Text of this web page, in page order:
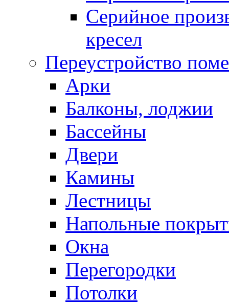
Серийное
кресел
Переустройство
Арки
Балконы, лоджии
Бассейны
Двери
Камины
Лестницы
Напольные
Окна
Перегородки
Потолки